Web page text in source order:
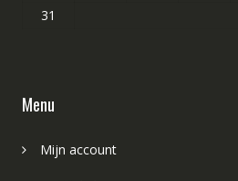
31
Menu
Mijn account